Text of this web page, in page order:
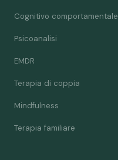
Cognitivo comportamentale
Psicoanalisi
EMDR
Terapia di coppia
Mindfulness
Terapia familiare